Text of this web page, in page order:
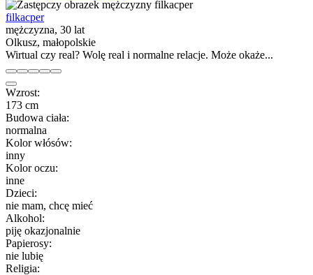
filkacper
mężczyzna, 30 lat
Olkusz, małopolskie
Wirtual czy real? Wolę real i normalne relacje. Może okaże...
Wzrost:
173 cm
Budowa ciała:
normalna
Kolor włósów:
inny
Kolor oczu:
inne
Dzieci:
nie mam, chcę mieć
Alkohol:
piję okazjonalnie
Papierosy:
nie lubię
Religia: